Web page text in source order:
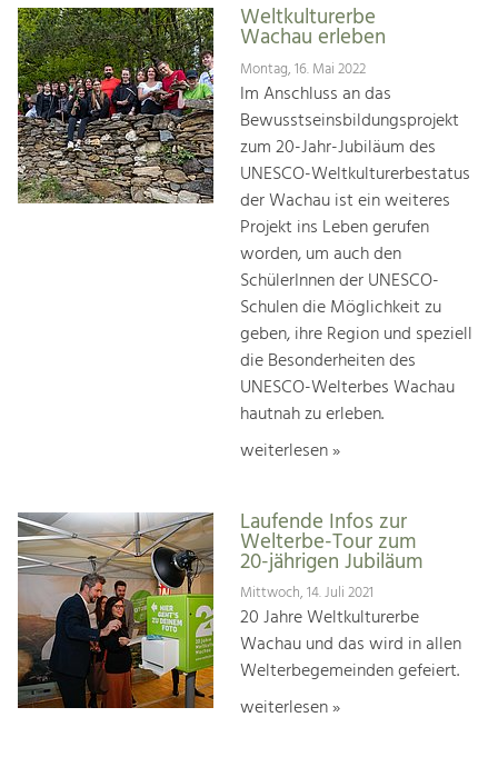
Weltkulturerbe
Wachau erleben
Montag, 16. Mai 2022
Im Anschluss an das
Bewusstseinsbildungsprojekt
zum 20-Jahr-Jubiläum des
UNESCO-Weltkulturerbestatus
der Wachau ist ein weiteres
Projekt ins Leben gerufen
worden, um auch den
SchülerInnen der UNESCO-
Schulen die Möglichkeit zu
geben, ihre Region und speziell
die Besonderheiten des
UNESCO-Welterbes Wachau
hautnah zu erleben.
weiterlesen »
Laufende Infos zur
Welterbe-Tour zum
20-jährigen Jubiläum
Mittwoch, 14. Juli 2021
20 Jahre Weltkulturerbe
Wachau und das wird in allen
Welterbegemeinden gefeiert.
weiterlesen »